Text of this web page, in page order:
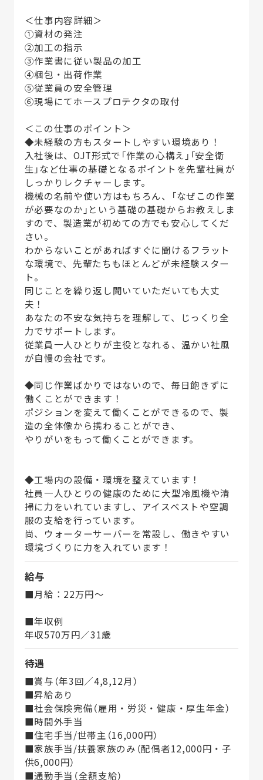
＜仕事内容詳細＞
①資材の発注
②加工の指示
③作業書に従い製品の加工
④梱包・出荷作業
⑤従業員の安全管理
⑥現場にてホースプロテクタの取付
＜この仕事のポイント＞
◆未経験の方もスタートしやすい環境あり！
入社後は、OJT形式で「作業の心構え」「安全衛
生」など仕事の基礎となるポイントを先輩社員が
しっかりレクチャーします。
機械の名前や使い方はもちろん、「なぜこの作業
が必要なのか」という基礎の基礎からお教えしま
すので、製造業が初めての方でも安心してくだ
さい。
わからないことがあればすぐに聞けるフラット
な環境で、先輩たちもほとんどが未経験スター
ト。
同じことを繰り返し聞いていただいても大丈
夫！
あなたの不安な気持ちを理解して、じっくり全
力でサポートします。
従業員一人ひとりが主役となれる、温かい社風
が自慢の会社です。
◆同じ作業ばかりではないので、毎日飽きずに
働くことができます！
ポジションを変えて働くことができるので、製
造の全体像から携わることができ、
やりがいをもって働くことができます。
◆工場内の設備・環境を整えています！
社員一人ひとりの健康のために大型冷風機や清
掃に力をいれていますし、アイスベストや空調
服の支給を行っています。
尚、ウォーターサーバーを常設し、働きやすい
環境づくりに力を入れています！
給与
■月給：22万円～
■年収例
年収570万円／31歳
待遇
■賞与（年3回／4,8,12月）
■昇給あり
■社会保険完備（雇用・労災・健康・厚生年金）
■時間外手当
■住宅手当/世帯主（16,000円）
■家族手当/扶養家族のみ（配偶者12,000円・子
供6,000円）
■通勤手当（全額支給）